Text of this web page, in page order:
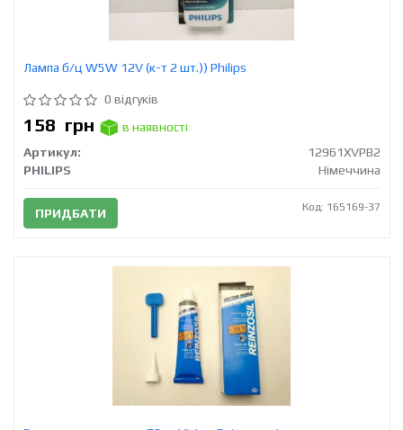
Лампа б/ц W5W 12V (к-т 2 шт.)) Philips
0 відгуків
158 грн
в наявності
Артикул:
12961XVPB2
PHILIPS
Німеччина
ПРИДБАТИ Код: 165169-37